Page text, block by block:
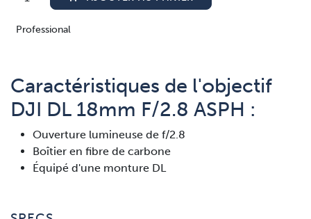
Professional
Caractéristiques de l'objectif
DJI DL 18mm F/2.8 ASPH :
Ouverture lumineuse de f/2.8
Boîtier en fibre de carbone
Équipé d'une monture DL